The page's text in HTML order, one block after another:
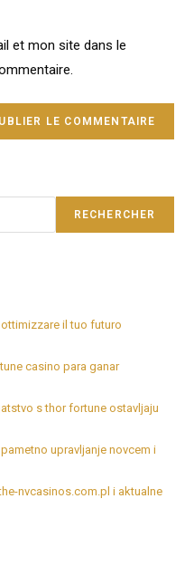
et mon site dans le
RECHERCHER
il tuo futuro
casino para ganar
s thor fortune ostavljaju
upravljanje novcem i
nvcasinos.com.pl i aktualne